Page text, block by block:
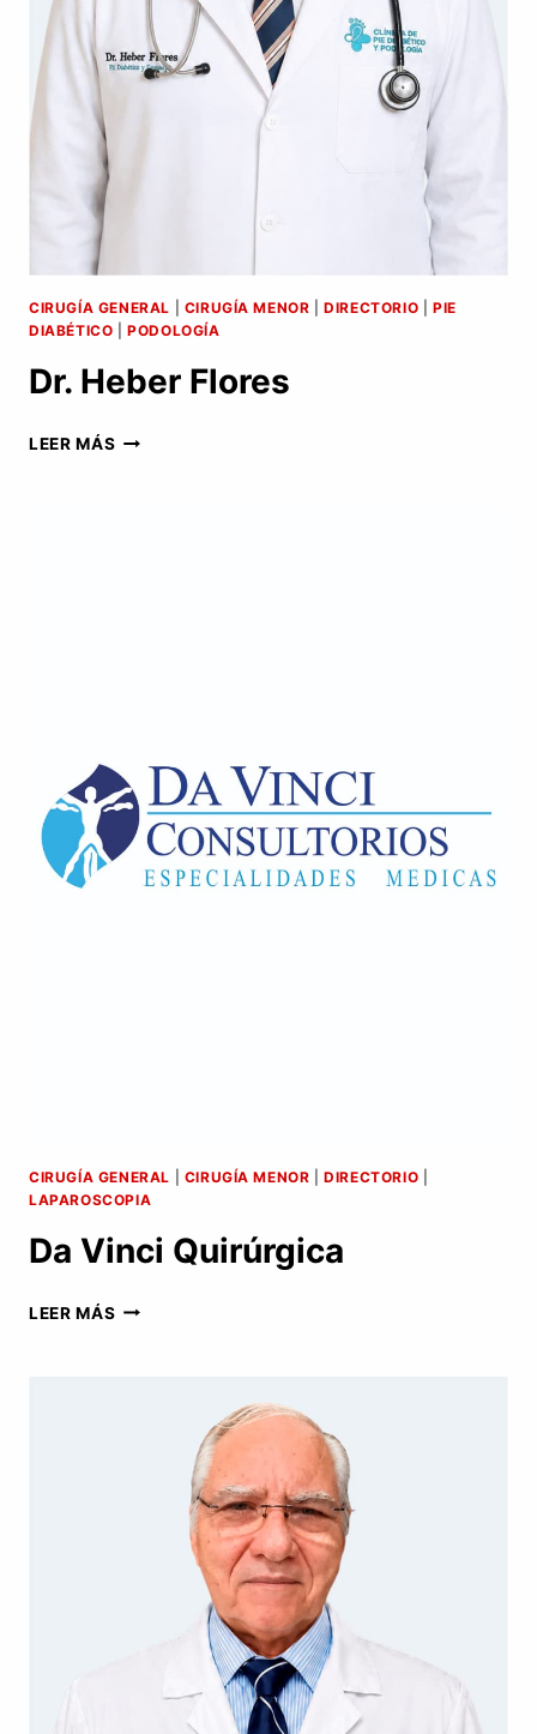
CIRUGÍA GENERAL CIRUGÍA MENOR |DIRECTORIO |PIE
DIABÉTICO |PODOLOGÍA
Dr. Heber Flores
LEER MÁS DR.
CIRUGÍA GENERAL CIRUGÍA MENOR |DIRECTORIO
LAPAROSCOPIA
Da Vinci Quirúrgica
LEER MÁS DA